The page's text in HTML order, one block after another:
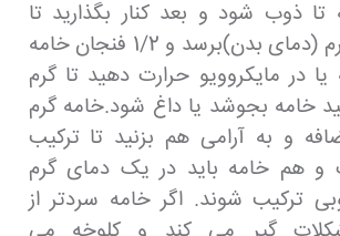
ذوب شود و بعد کنار بگذارید تا
خنک شود تا ولرم (دمای بدن)برسد و 1/2 فنجان خامه
یا در مایکروویو حرارت دهید تا گرم
خامه بجوشد یا داغ شود.خامه گرم
و به آرامی هم بزنید تا ترکیب
و هم خامه باید در یک دمای گرم
ترکیب شوند. اگر خامه سردتر از